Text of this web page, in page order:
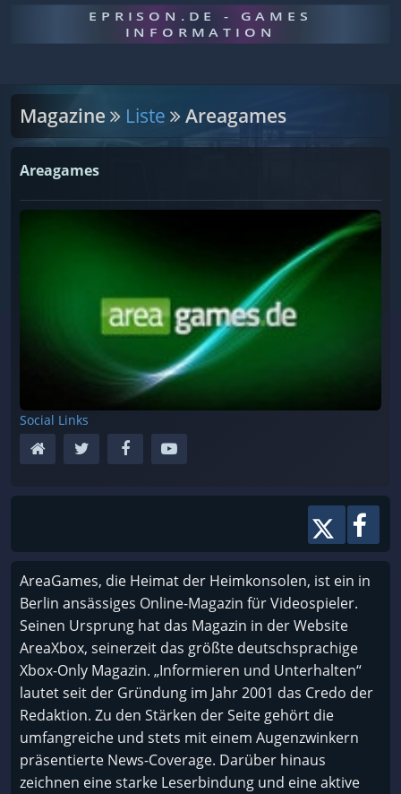
EPRISON.DE - GAMES
INFORMATION
Magazine Liste Areagames
Areagames
Social Links
AreaGames, die Heimat der Heimkonsolen, ist ein in
Berlin ansässiges Online-Magazin für Videospieler.
Seinen Ursprung hat das Magazin in der Website
AreaXbox, seinerzeit das größte deutschsprachige
Xbox-Only Magazin. „Informieren und Unterhalten“
lautet seit der Gründung im Jahr 2001 das Credo der
Redaktion. Zu den Stärken der Seite gehört die
umfangreiche und stets mit einem Augenzwinkern
präsentierte News-Coverage. Darüber hinaus
zeichnen eine starke Leserbindung und eine aktive